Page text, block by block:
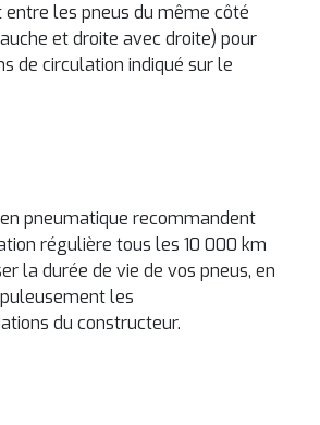
les pneus du même côté
et droite avec droite) pour
de circulation indiqué sur le
pneumatique recommandent
régulière tous les 10 000 km
la durée de vie de vos pneus, en
les
du constructeur.